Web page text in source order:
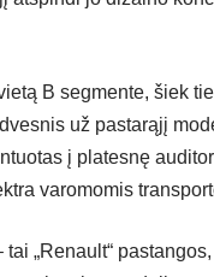
B segmente, šiek
už pastarąjį
į platesnę
varomomis
tai „Renault“